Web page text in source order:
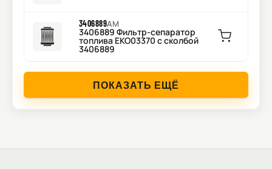
3406889AM
3406889 Фильтр-сепаратор
топлива EKO03370 c сколбой
3406889
ПОКАЗАТЬ ЕЩЁ